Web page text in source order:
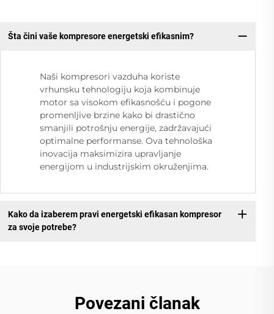
Šta čini vaše kompresore energetski efikasnim?
Naši kompresori vazduha koriste
vrhunsku tehnologiju koja kombinuje
motor sa visokom efikasnošću i pogone
promenljive brzine kako bi drastično
smanjili potrošnju energije, zadržavajući
optimalne performanse. Ova tehnološka
inovacija maksimizira upravljanje
energijom u industrijskim okruženjima.
Kako da izaberem pravi energetski efikasan kompresor
za svoje potrebe?
Povezani članak